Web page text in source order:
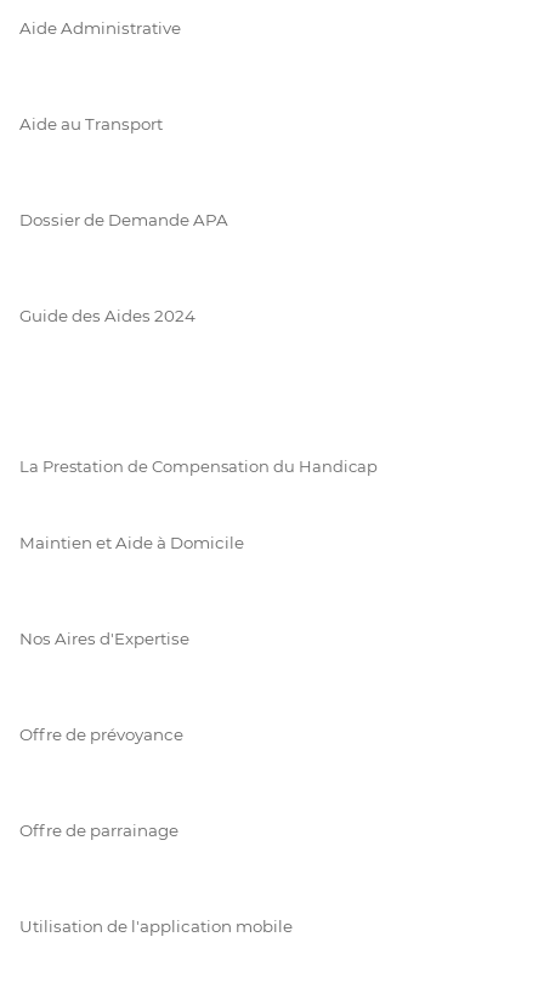
Aide Administrative
Aide au Transport
Dossier de Demande APA
Guide des Aides 2024
La Prestation de Compensation du Handicap
Maintien et Aide à Domicile
Nos Aires d'Expertise
Offre de prévoyance
Offre de parrainage
Utilisation de l'application mobile